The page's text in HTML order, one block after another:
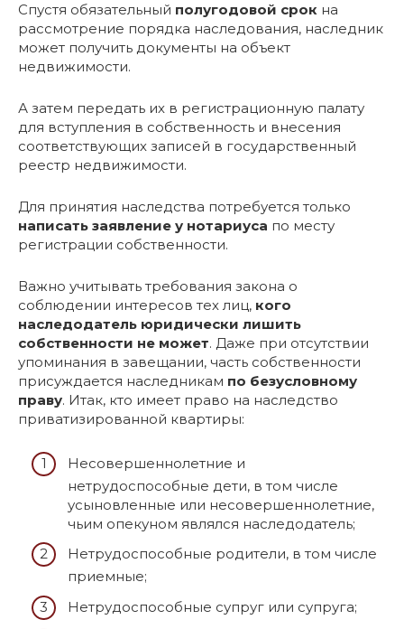
Спустя обязательный полугодовой срок на
рассмотрение порядка наследования, наследник
может получить документы на объект
недвижимости.
А затем передать их в регистрационную палату
для вступления в собственность и внесения
соответствующих записей в государственный
реестр недвижимости.
Для принятия наследства потребуется только
написать заявление у нотариуса по месту
регистрации собственности.
Важно учитывать требования закона о
соблюдении интересов тех лиц, кого
наследодатель юридически лишить
собственности не может. Даже при отсутствии
упоминания в завещании, часть собственности
присуждается наследникам по безусловному
праву. Итак, кто имеет право на наследство
приватизированной квартиры:
Несовершеннолетние и
нетрудоспособные дети, в том числе
усыновленные или несовершеннолетние,
чьим опекуном являлся наследодатель;
Нетрудоспособные родители, в том числе
приемные;
Нетрудоспособные супруг или супруга;